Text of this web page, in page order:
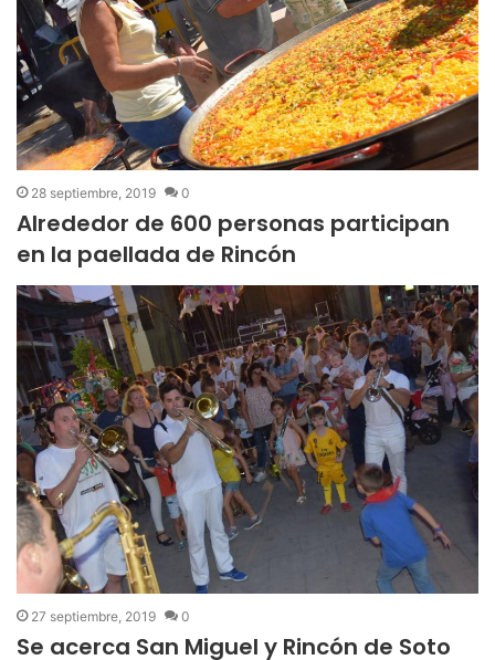
28 septiembre, 2019 0
Alrededor de 600 personas participan
en la paellada de Rincón
27 septiembre, 2019 0
Se acerca San Miguel y Rincón de Soto